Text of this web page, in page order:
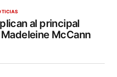
al principal
McCann